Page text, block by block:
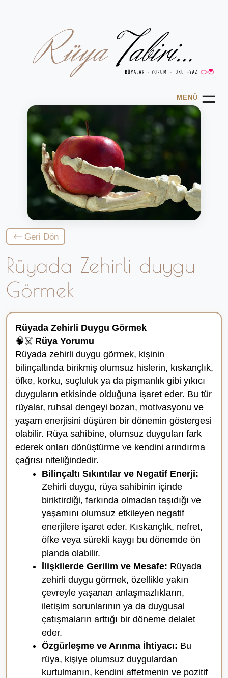
MENÜ ☰
Geri Dön
Rüyada Zehirli duygu
Görmek
Rüyada Zehirli Duygu Görmek
🧠☠️ Rüya Yorumu
Rüyada zehirli duygu görmek, kişinin
bilinçaltında birikmiş olumsuz hislerin, kıskançlık,
öfke, korku, suçluluk ya da pişmanlık gibi yıkıcı
duyguların etkisinde olduğuna işaret eder. Bu tür
rüyalar, ruhsal dengeyi bozan, motivasyonu ve
yaşam enerjisini düşüren bir dönemin göstergesi
olabilir. Rüya sahibine, olumsuz duyguları fark
ederek onları dönüştürme ve kendini arındırma
çağrısı niteliğindedir.
Bilinçaltı Sıkıntılar ve Negatif Enerji:
Zehirli duygu, rüya sahibinin içinde
biriktirdiği, farkında olmadan taşıdığı ve
yaşamını olumsuz etkileyen negatif
enerjilere işaret eder. Kıskançlık, nefret,
öfke veya sürekli kaygı bu dönemde ön
planda olabilir.
İlişkilerde Gerilim ve Mesafe: Rüyada
zehirli duygu görmek, özellikle yakın
çevreyle yaşanan anlaşmazlıkların,
iletişim sorunlarının ya da duygusal
çatışmaların arttığı bir döneme delalet
eder.
Özgürleşme ve Arınma İhtiyacı: Bu
rüya, kişiye olumsuz duygulardan
kurtulmanın, kendini affetmenin ve pozitif